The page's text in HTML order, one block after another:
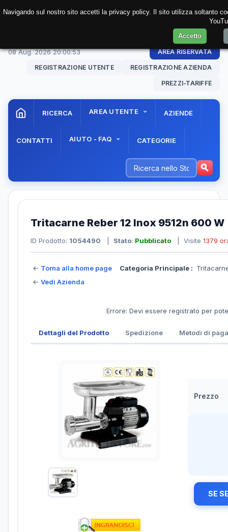
08 Aug. 202620:00:53 AREA RISERVATA
REGISTRAZIONE UTENTE REGISTRAZIONE AZIENDA
PREZZI-TARIFFE
RICERCA AREA UTENTE AZIENDE
CONTATTI AIUTO - FAQ CATEGORIE
Tritacarne Reber 12 Inox 9512n 600 W
ID Prodotto: 1054490 Stato: Pubblicato | Visite 1379
← Torna alla home page
← Vedi Azienda
Categoria Principale :
Errore: Devi essere registrato per
Dettagli del Prodotto Spedizione Metodi di
Prezzo
SE
Navigando sul nostro sito accetti la privacy policy. Il sito utilizza soltanto
Accetto